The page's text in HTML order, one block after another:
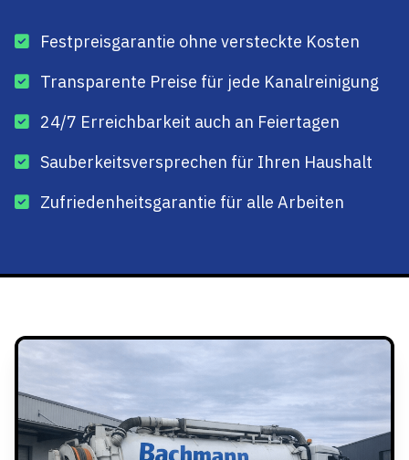
Festpreisgarantie ohne versteckte Kosten
Transparente Preise für jede Kanalreinigung
24/7 Erreichbarkeit auch an Feiertagen
Sauberkeitsversprechen für Ihren Haushalt
Zufriedenheitsgarantie für alle Arbeiten